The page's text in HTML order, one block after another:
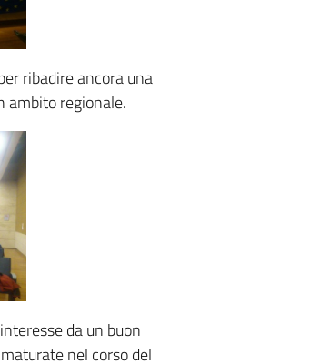
ribadire ancora una
ambito regionale.
da un buon
nel corso del